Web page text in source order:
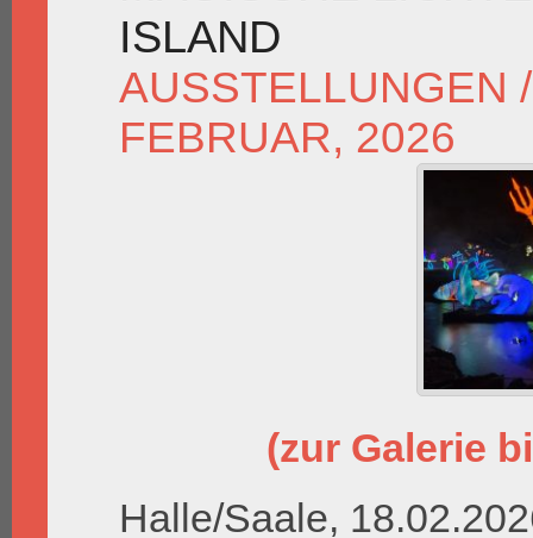
ISLAND
AUSSTELLUNGEN
FEBRUAR, 2026
(zur Galerie
Halle/Saale,